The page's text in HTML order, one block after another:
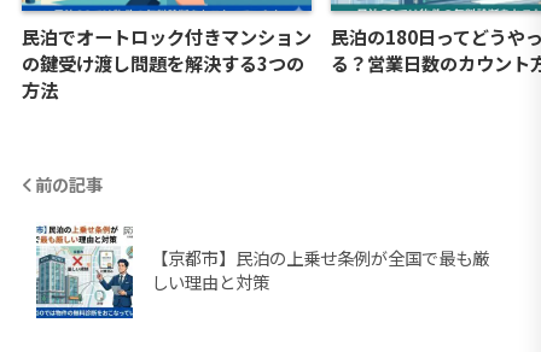
民泊でオートロック付きマンション
の鍵受け渡し問題を解決する3つの
方法
民泊の180日ってどうや
る？営業日数のカウント
前の記事
【京都市】民泊の上乗せ条例が全国で最も厳
しい理由と対策